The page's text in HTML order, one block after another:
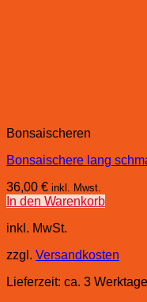
Bonsaischeren
Bonsaischere lang
36,00 € inkl. Mwst.
In den Warenkorb
inkl. MwSt.
zzgl. Versandkosten
Lieferzeit: ca. 3